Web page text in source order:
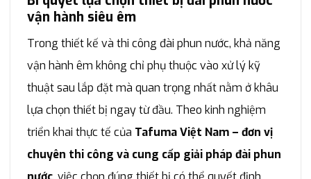
vận hành siêu êm
Trong thiết kế và thi công đài phun nước, khả năng
vận hành êm không chỉ phụ thuộc vào xử lý kỹ
thuật sau lắp đặt mà quan trọng nhất nằm ở khâu
lựa chọn thiết bị ngay từ đầu. Theo kinh nghiệm
triển khai thực tế của Tafuma Việt Nam – đơn vị
chuyên thi công và cung cấp giải pháp đài phun